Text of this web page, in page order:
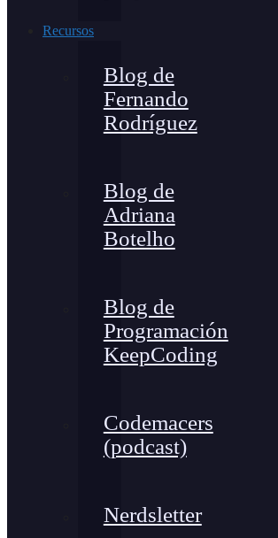
Recursos
Blog de
Fernando
Rodríguez
Blog de
Adriana
Botelho
Blog de
Programación
KeepCoding
Codemacers
(podcast)
Nerdsletter